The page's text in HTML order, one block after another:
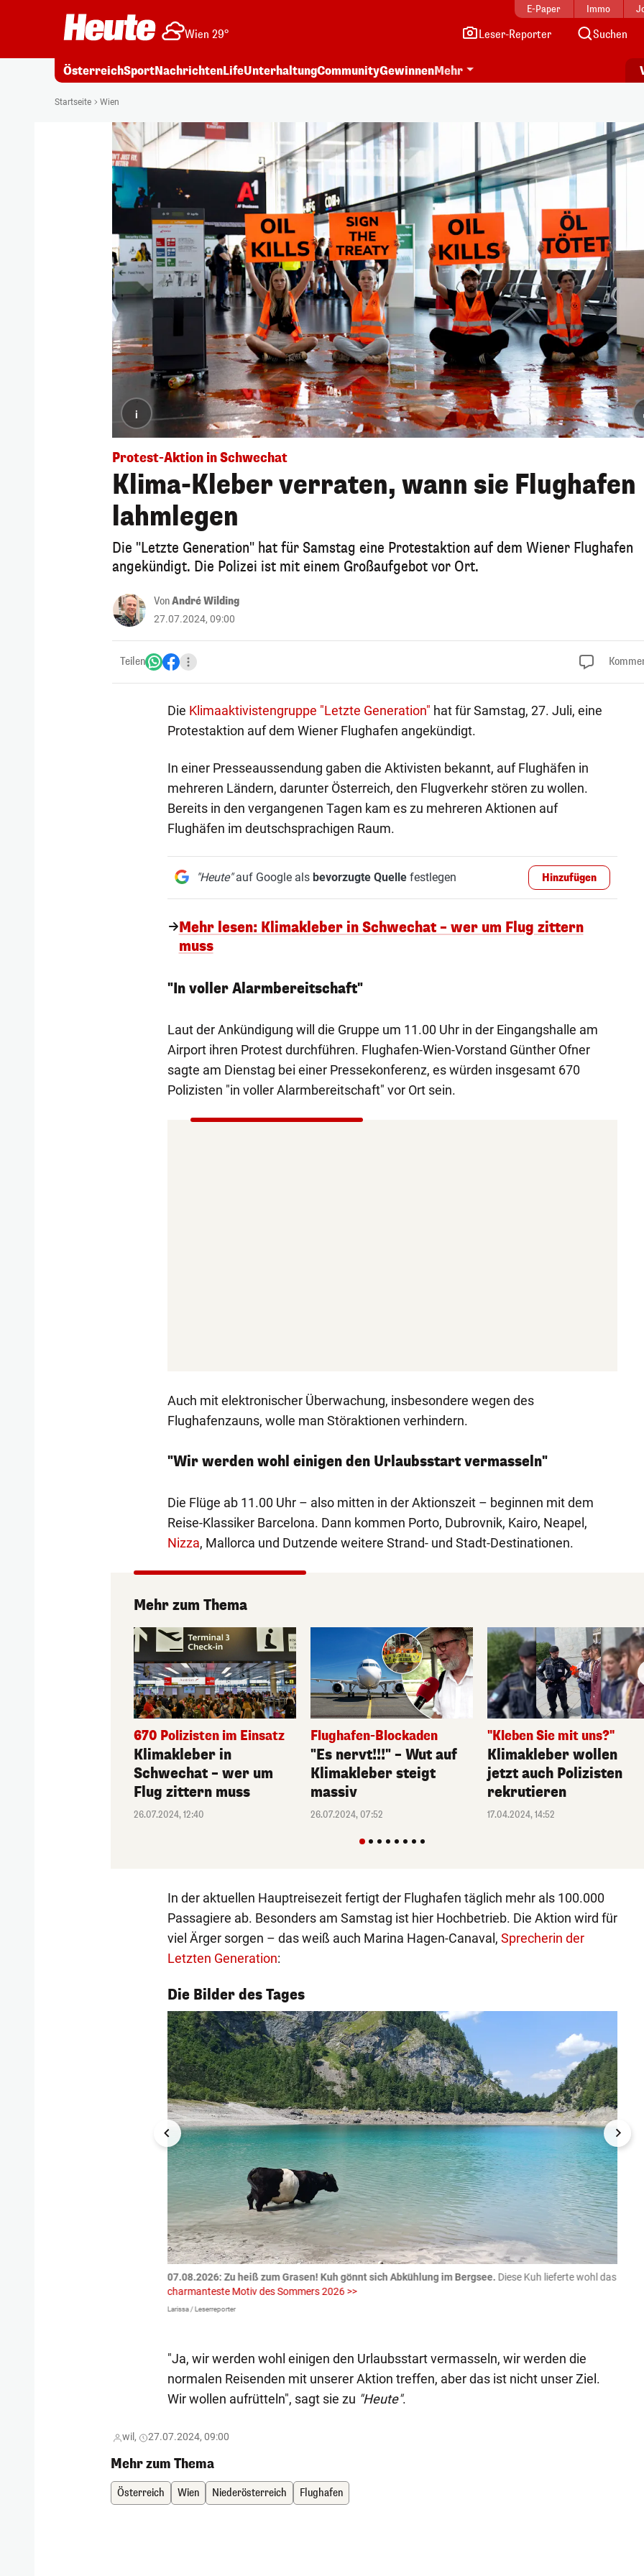
E-Paper Immo
Wien 29° Leser-Reporter Suchen
ÖsterreichSportNachrichtenLifeUnterhaltungCommunityGewinnenMehr
Startseite Wien
i
Protest-Aktion in Schwechat
Klima-Kleber verraten, wann sie Flughafen
lahmlegen
Die "Letzte Generation" hat für Samstag eine Protestaktion auf dem Wiener Flughafen
angekündigt. Die Polizei ist mit einem Großaufgebot vor Ort.
VonAndré Wilding
27.07.2024, 09:00
Teilen
Die Klimaaktivistengruppe "Letzte Generation" hat für Samstag, 27. Juli, eine
Protestaktion auf dem Wiener Flughafen angekündigt.
In einer Presseaussendung gaben die Aktivisten bekannt, auf Flughäfen in
mehreren Ländern, darunter Österreich, den Flugverkehr stören zu wollen.
Bereits in den vergangenen Tagen kam es zu mehreren Aktionen auf
Flughäfen im deutschsprachigen Raum.
"Heute"auf Google als bevorzugte Quellefestlegen Hinzufügen
Mehr lesen: Klimakleber in Schwechat – wer um Flug zittern
muss
"In voller Alarmbereitschaft"
Laut der Ankündigung will die Gruppe um 11.00 Uhr in der Eingangshalle am
Airport ihren Protest durchführen. Flughafen-Wien-Vorstand Günther Ofner
sagte am Dienstag bei einer Pressekonferenz, es würden insgesamt 670
Polizisten "in voller Alarmbereitschaft" vor Ort sein.
Auch mit elektronischer Überwachung, insbesondere wegen des
Flughafenzauns, wolle man Störaktionen verhindern.
"Wir werden wohl einigen den Urlaubsstart vermasseln"
Die Flüge ab 11.00 Uhr – also mitten in der Aktionszeit – beginnen mit dem
Reise-Klassiker Barcelona. Dann kommen Porto, Dubrovnik, Kairo, Neapel,
Nizza, Mallorca und Dutzende weitere Strand- und Stadt-Destinationen.
Mehr zum Thema
670 Polizisten im Einsatz
Klimakleber in
Schwechat – wer um
Flug zittern muss
26.07.2024, 12:40
Flughafen-Blockaden
"Es nervt!!!" – Wut auf
Klimakleber steigt
massiv
26.07.2024, 07:52
"Kleben Sie mit uns?"
Klimakleber wollen
jetzt auch Polizisten
rekrutieren
17.04.2024, 14:52
In der aktuellen Hauptreisezeit fertigt der Flughafen täglich mehr als 100.000
Passagiere ab. Besonders am Samstag ist hier Hochbetrieb. Die Aktion wird für
viel Ärger sorgen – das weiß auch Marina Hagen-Canaval, Sprecherin der
Letzten Generation:
Die Bilder des Tages
1/55
07.08.2026: Zu heiß zum Grasen! Kuh gönnt sich Abkühlung im Bergsee. Diese Kuh lieferte wohl das
charmanteste Motiv des Sommers 2026 >>
Larissa / Leserreporter
"Ja, wir werden wohl einigen den Urlaubsstart vermasseln, wir werden die
normalen Reisenden mit unserer Aktion treffen, aber das ist nicht unser Ziel.
Wir wollen aufrütteln", sagt sie zu "Heute".
wil, 27.07.2024, 09:00
Mehr zum Thema
Österreich Wien Niederösterreich Flughafen